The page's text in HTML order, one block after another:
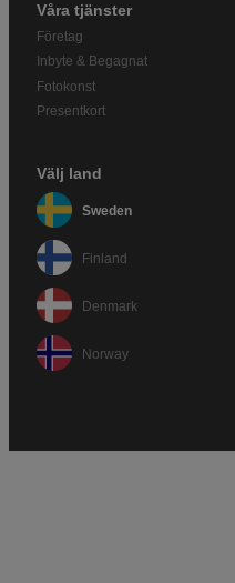
Våra tjänster
Företag
Inbyte & Begagnat
Fotokonst
Presentkort
Välj land
Sweden
Finland
Denmark
Norway